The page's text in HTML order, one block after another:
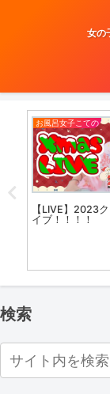
女の
お風呂女子こての
【LIVE】2023
イブ！！！！
検索